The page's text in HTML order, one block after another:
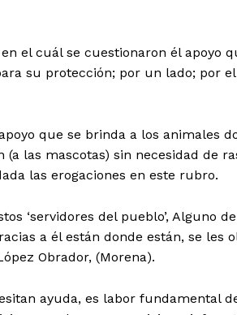
el cuál se cuestionaron él apoyo
su protección; por un lado; por
que se brinda a los animales
las mascotas) sin necesidad de
las erogaciones en este rubro.
‘servidores del pueblo’, Alguno
a él están donde están, se les
Obrador, (Morena).
ayuda, es labor fundamental